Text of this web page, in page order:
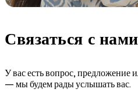
Связаться с нами
У вас есть вопрос, предложение
— мы будем рады услышать вас.